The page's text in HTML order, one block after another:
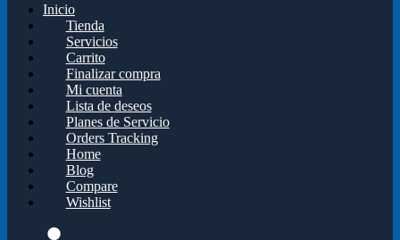
Inicio
Tienda
Servicios
Carrito
Finalizar compra
Mi cuenta
Lista de deseos
Planes de Servicio
Orders Tracking
Home
Blog
Compare
Wishlist